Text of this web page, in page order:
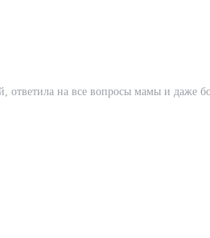
ответила на все вопросы мамы и